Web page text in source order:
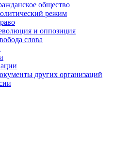
общество
режим
и оппозиция
слова
других организаций